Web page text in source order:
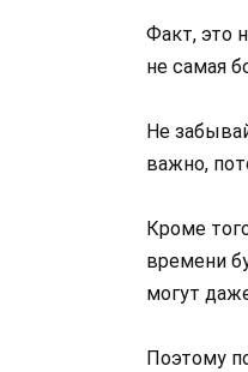
Факт, это
не самая
Не
важно,
Кроме
времени
могут
Поэтому